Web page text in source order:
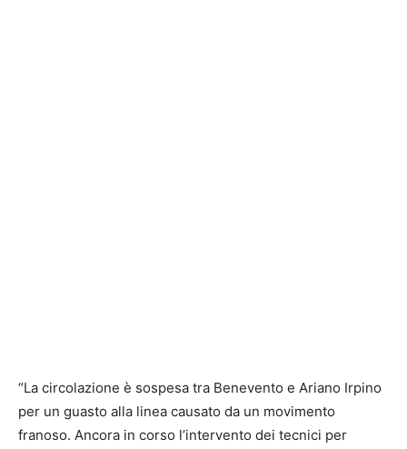
“La circolazione è sospesa tra Benevento e Ariano Irpino
per un guasto alla linea causato da un movimento
franoso. Ancora in corso l’intervento dei tecnici per